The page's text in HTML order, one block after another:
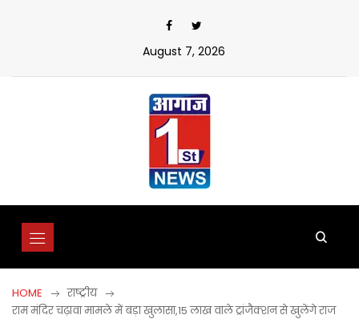
August 7, 2026
HOME
राष्ट्रीय
राम मंदिर चढ़ावा मामले में बड़ा खुलासा,15 लाख वाले ट्रांजैक्शन से खुलेंगे राज